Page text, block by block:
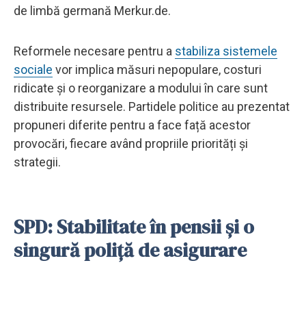
de limbă germană Merkur.de.
Reformele necesare pentru a stabiliza sistemele
sociale vor implica măsuri nepopulare, costuri
ridicate și o reorganizare a modului în care sunt
distribuite resursele. Partidele politice au prezentat
propuneri diferite pentru a face față acestor
provocări, fiecare având propriile priorități și
strategii.
SPD: Stabilitate în pensii și o
singură poliță de asigurare